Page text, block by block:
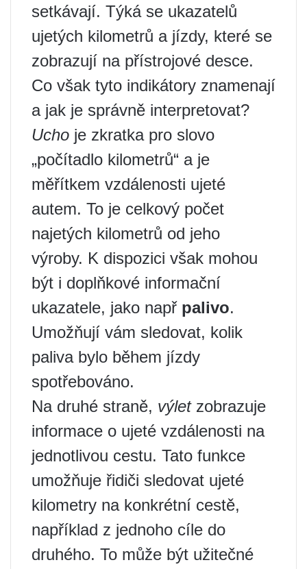
setkávají. Týká se ukazatelů
ujetých kilometrů a jízdy, které se
zobrazují na přístrojové desce.
Co však tyto indikátory znamenají
a jak je správně interpretovat?
Ucho je zkratka pro slovo
„počítadlo kilometrů“ a je
měřítkem vzdálenosti ujeté
autem. To je celkový počet
najetých kilometrů od jeho
výroby. K dispozici však mohou
být i doplňkové informační
ukazatele, jako např palivo.
Umožňují vám sledovat, kolik
paliva bylo během jízdy
spotřebováno.
Na druhé straně, výletzobrazuje
informace o ujeté vzdálenosti na
jednotlivou cestu. Tato funkce
umožňuje řidiči sledovat ujeté
kilometry na konkrétní cestě,
například z jednoho cíle do
druhého. To může být užitečné